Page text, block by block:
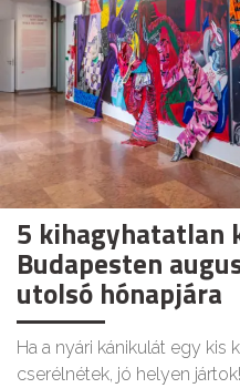
5 kihagyhatatlan
Budapesten
utolsó hónapjára
Ha a nyári kánikulát egy kis
cserélnétek, jó helyen jártok!